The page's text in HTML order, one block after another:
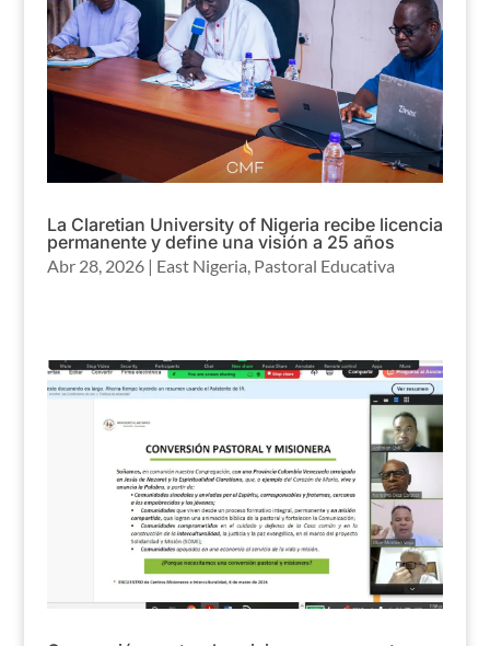
La Claretian University of Nigeria recibe licencia
permanente y define una visión a 25 años
Abr 28, 2026| East Nigeria, Pastoral Educativa